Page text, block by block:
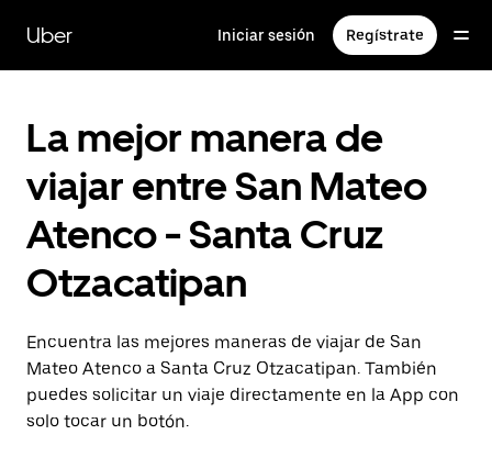
contenido
principal
Uber Iniciar sesión Regístrate
La mejor manera de
viajar entre San Mateo
Atenco - Santa Cruz
Otzacatipan
Encuentra las mejores maneras de viajar de San
Mateo Atenco a Santa Cruz Otzacatipan. También
puedes solicitar un viaje directamente en la App con
solo tocar un botón.